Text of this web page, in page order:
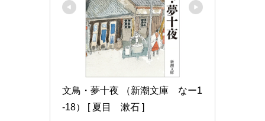
文鳥・夢十夜 （新潮文庫　なー1
-18） [ 夏目　漱石 ]